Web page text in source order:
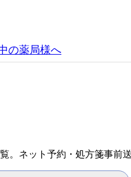
の薬局様へ
。ネット予約・処方箋事前